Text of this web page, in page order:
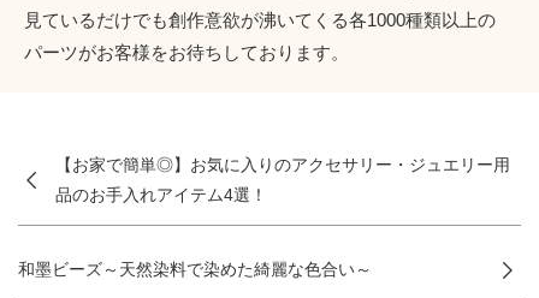
見ているだけでも創作意欲が沸いてくる各1000種類以上の
パーツがお客様をお待ちしております。
【お家で簡単◎】お気に入りのアクセサリー・ジュエリー用
品のお手入れアイテム4選！
和墨ビーズ～天然染料で染めた綺麗な色合い～